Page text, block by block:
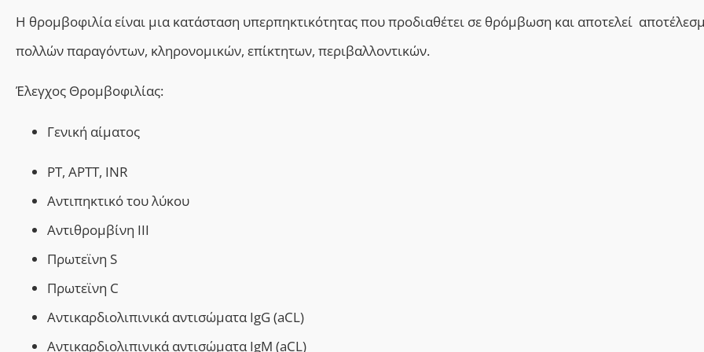
Η θρομβοφιλία είναι μια κατάσταση υπερπηκτικότητας που προδιαθέτει σε θρόμβωση και αποτελεί
πολλών παραγόντων, κληρονομικών, επίκτητων, περιβαλλοντικών.
Έλεγχος Θρομβοφιλίας:
Γενική αίματος
PT, APTT, INR
Αντιπηκτικό του λύκου
Αντιθρομβίνη ΙΙI
Πρωτεϊνη S
Πρωτεϊνη C
Αντικαρδιολιπινικά αντισώματα IgG (aCL)
Αντικαρδιολιπινικά αντισώματα IgM (aCL)